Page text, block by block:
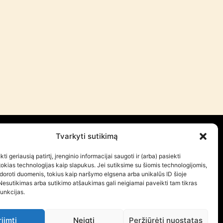
Tvarkyti sutikimą
geriausią patirtį, įrenginio informacijai saugoti ir (arba) pasiekti
technologijas kaip slapukus. Jei sutiksime su šiomis technologijomis,
duomenis, tokius kaip naršymo elgsena arba unikalūs ID šioje
arba sutikimo atšaukimas gali neigiamai paveikti tam tikras
Neigti Peržiūrėti nuostatas
initiatives
of literature